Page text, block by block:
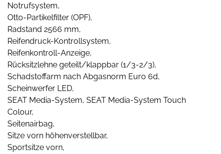
Notrufsystem,
Otto-Partikelfilter (OPF),
Radstand 2566 mm,
Reifendruck-Kontrollsystem,
Reifenkontroll-Anzeige,
Rücksitzlehne geteilt/klappbar (1/3-2/3),
Schadstoffarm nach Abgasnorm Euro 6d,
Scheinwerfer LED,
SEAT Media-System, SEAT Media-System Touch
Colour,
Seitenairbag,
Sitze vorn höhenverstellbar,
Sportsitze vorn,